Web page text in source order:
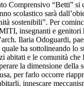
Comprensivo “Betti” si
scolastico sarà
sostenibili”. Per
insegnanti e genitori
Ilaria Odoguardi,
ha sottolineando lo
abitati e le comunità
la dimensione della
per farlo occorre
innescare